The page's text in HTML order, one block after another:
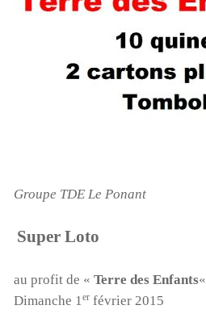
Groupe TDE Le Ponant
Super Loto
au profit de « Terre des Enfants«
Dimanche 1 erfévrier 2015